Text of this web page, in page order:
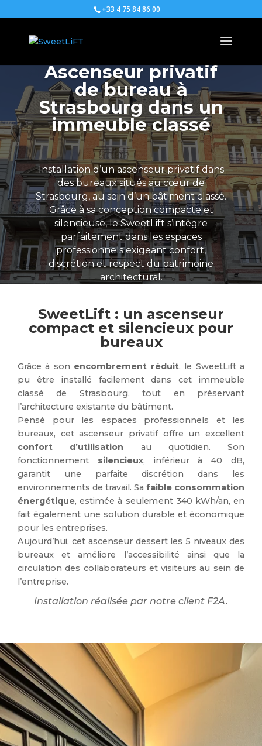
+33 4 75 84 86 00
Ascenseur privatif
de bureau à
Strasbourg dans un
immeuble classé
Installation d’un ascenseur privatif dans
des bureaux situés au cœur de
Strasbourg, au sein d’un bâtiment classé.
Grâce à sa conception compacte et
silencieuse, le SweetLift s’intègre
parfaitement dans les espaces
professionnels exigeant confort,
discrétion et respect du patrimoine
architectural.
SweetLift : un ascenseur
compact et silencieux pour
bureaux
Grâce à son encombrement réduit, le SweetLift a
pu être installé facilement dans cet immeuble
classé de Strasbourg, tout en préservant
l’architecture existante du bâtiment.
Pensé pour les espaces professionnels et les
bureaux, cet ascenseur privatif offre un excellent
confort d’utilisation au quotidien. Son
fonctionnement silencieux, inférieur à 40 dB,
garantit une parfaite discrétion dans les
environnements de travail. Sa faible consommation
énergétique, estimée à seulement 340 kWh/an, en
fait également une solution durable et économique
pour les entreprises.
Aujourd’hui, cet ascenseur dessert les 5 niveaux des
bureaux et améliore l’accessibilité ainsi que la
circulation des collaborateurs et visiteurs au sein de
l’entreprise.
Installation réalisée par notre client F2A.